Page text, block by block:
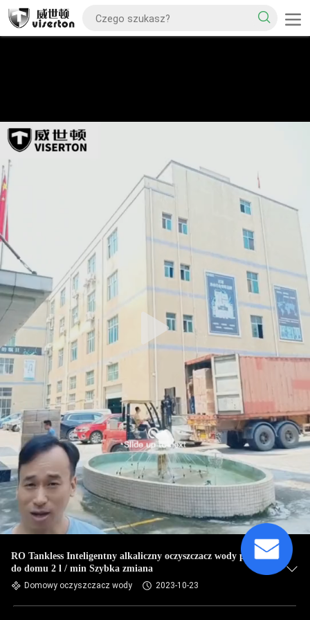
RO Tankless Inteligentny alkaliczny oczyszczacz wody pitnej
do domu 2 l / min Szybka zmiana
Domowy oczyszczacz wody 2023-10-23